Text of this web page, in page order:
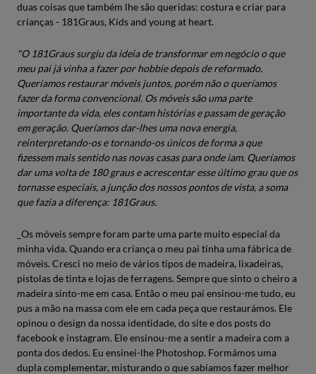
duas coisas que também lhe são queridas: costura e criar para
crianças - 181Graus, Kids and young at heart.
"O 181Graus surgiu da ideia de transformar em negócio o que
meu pai já vinha a fazer por hobbie depois de reformado.
Queríamos restaurar móveis juntos, porém não o queríamos
fazer da forma convencional. Os móveis são uma parte
importante da vida, eles contam histórias e passam de geração
em geração. Queríamos dar-lhes uma nova energia,
reinterpretando-os e tornando-os únicos de forma a que
fizessem mais sentido nas novas casas para onde iam. Queríamos
dar uma volta de 180 graus e acrescentar esse último grau que os
tornasse especiais, a junção dos nossos pontos de vista, a soma
que fazia a diferença: 181Graus.
_Os móveis sempre foram parte uma parte muito especial da
minha vida. Quando era criança o meu pai tinha uma fábrica de
móveis. Cresci no meio de vários tipos de madeira, lixadeiras,
pistolas de tinta e lojas de ferragens. Sempre que sinto o cheiro a
madeira sinto-me em casa. Então o meu pai ensinou-me tudo, eu
pus a mão na massa com ele em cada peça que restaurámos. Ele
opinou o design da nossa identidade, do site e dos posts do
facebook e instagram. Ele ensinou-me a sentir a madeira com a
ponta dos dedos. Eu ensinei-lhe Photoshop. Formámos uma
dupla complementar, misturando o que sabíamos fazer melhor